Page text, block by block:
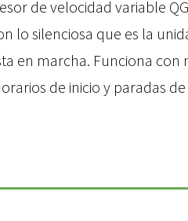
de velocidad variable
lo silenciosa que es la
en marcha. Funciona
de inicio y paradas